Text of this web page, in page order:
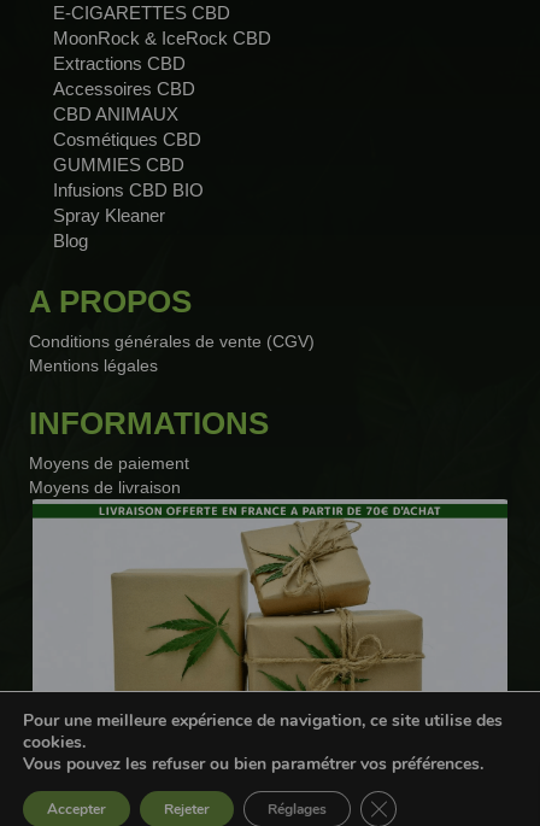
E-CIGARETTES CBD
MoonRock & IceRock CBD
Extractions CBD
Accessoires CBD
CBD ANIMAUX
Cosmétiques CBD
GUMMIES CBD
Infusions CBD BIO
Spray Kleaner
Blog
A PROPOS
Conditions générales de vente (CGV)
Mentions légales
INFORMATIONS
Moyens de paiement
Moyens de livraison
Webdesigner freelance
Pour une meilleure expérience de navigation, ce site utilise des
cookies.
Vous pouvez les refuser ou bien paramétrer vos préférences.
Accepter Rejeter Réglages Fermer la bannière